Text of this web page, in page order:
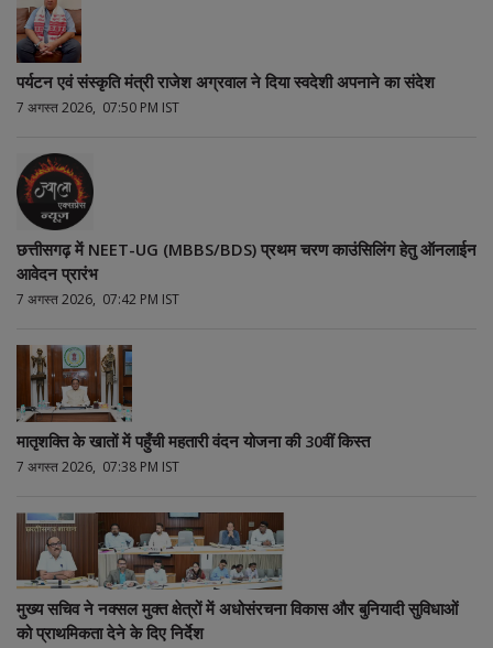
पर्यटन एवं संस्कृति मंत्री राजेश अग्रवाल ने दिया स्वदेशी अपनाने का संदेश
7 अगस्त 2026, 07:50 PM IST
छत्तीसगढ़ में NEET-UG (MBBS/BDS) प्रथम चरण काउंसिलिंग हेतु ऑनलाईन
आवेदन प्रारंभ
7 अगस्त 2026, 07:42 PM IST
मातृशक्ति के खातों में पहुँची महतारी वंदन योजना की 30वीं किस्त
7 अगस्त 2026, 07:38 PM IST
मुख्य सचिव ने नक्सल मुक्त क्षेत्रों में अधोसंरचना विकास और बुनियादी सुविधाओं
को प्राथमिकता देने के दिए निर्देश